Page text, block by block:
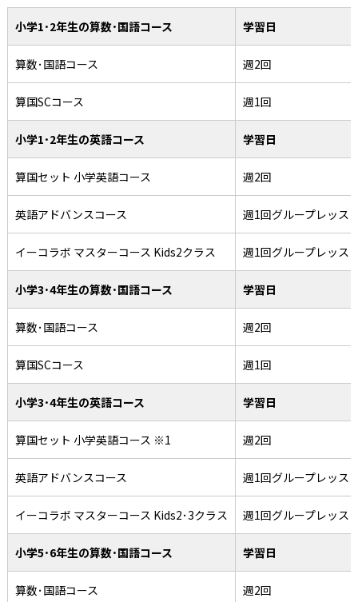
小学1･2年生の算数･国語コース 学習日
算数･国語コース 週2回
算国SCコース 週1回
小学1･2年生の英語コース 学習日
算国セット 小学英語コース 週2回
英語アドバンスコース 週1回グループレッス
イーコラボ マスターコース Kids2クラス 週1回グループレッス
小学3･4年生の算数･国語コース 学習日
算数･国語コース 週2回
算国SCコース 週1回
小学3･4年生の英語コース 学習日
算国セット 小学英語コース ※1 週2回
英語アドバンスコース 週1回グループレッス
イーコラボ マスターコース Kids2･3クラス 週1回グループレッス
小学5･6年生の算数･国語コース 学習日
算数･国語コース 週2回